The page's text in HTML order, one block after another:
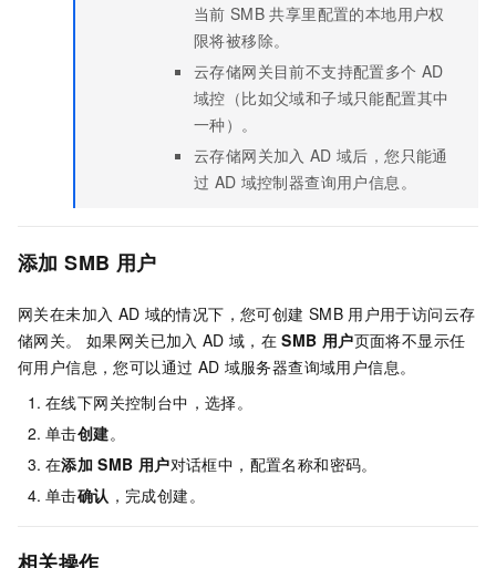
当前 SMB 共享里配置的本地用户权
限将被移除。
云存储网关目前不支持配置多个 AD
域控（比如父域和子域只能配置其中
一种）。
云存储网关加入 AD 域后，您只能通
过 AD 域控制器查询用户信息。
添加 SMB 用户
网关在未加入 AD 域的情况下，您可创建 SMB 用户用于访问云存
储网关。 如果网关已加入 AD 域，在 SMB 用户页面将不显示任
何用户信息，您可以通过 AD 域服务器查询域用户信息。
在线下网关控制台中，选择。
单击创建。
在添加 SMB 用户对话框中，配置名称和密码。
单击确认 ，完成创建。